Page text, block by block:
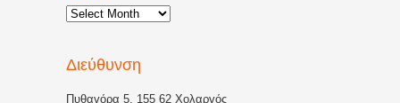
Αρχείο
Διεύθυνση
Πυθαγόρα 5, 155 62 Χολαργός